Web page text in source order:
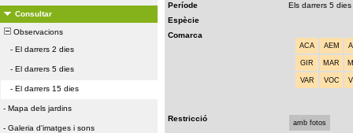
Consultar
Observacions
- El darrers 2 dies
- El darrers 5 dies
- El darrers 15 dies
- Mapa dels jardins
- Galeria d'imatges i sons
Període
Els darrers 5 dies
Espècie
Comarca
ACA AEM
GIR MAR
VAR VOC
Restricció amb fotos